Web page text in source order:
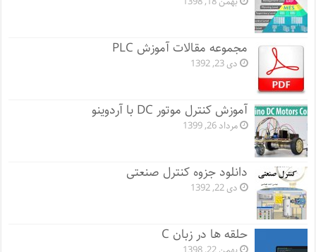
مجموعه مقالات آموزش PLC
دی 23, 1392
آموزش کنترل موتور DC با آردوینو
مرداد 26, 1399
دانلود جزوه کنترل صنعتی
دی 22, 1392
حلقه ها در زبان C